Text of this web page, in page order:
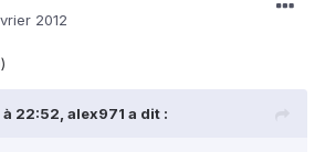
2012
22:52, alex971 a dit :